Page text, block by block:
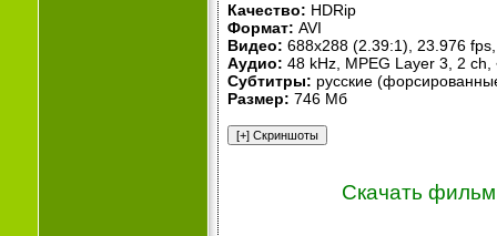
Качество: HDRip
Формат: AVI
Видео: 688x288 (2.39:1), 23.976
Аудио: 48 kHz, MPEG Layer 3, 2
Субтитры: русские
Размер: 746 Мб
Скачать